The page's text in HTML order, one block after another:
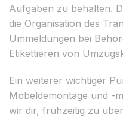
Aufgaben zu behalten.
die Organisation des
Ummeldungen bei
Etikettieren von
Ein weiterer wichtiger
Möbeldemontage und -
wir dir, frühzeitig zu